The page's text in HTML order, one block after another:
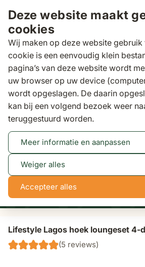
Deze website maakt
cookies
Wij maken op deze website gebruik
cookie is een eenvoudig klein
pagina’s van deze website wordt
uw browser op uw device
wordt opgeslagen. De daarin
kan bij een volgend bezoek weer
teruggestuurd worden.
Meer informatie en aanpassen
Weiger alles
Accepteer alles
Zoeken
Loungesets
Lifestyle Lagos
delig
Tot 50% korting
0
dagen
10 42
Lifestyle Lagos hoek loungeset 4-
(5 reviews)